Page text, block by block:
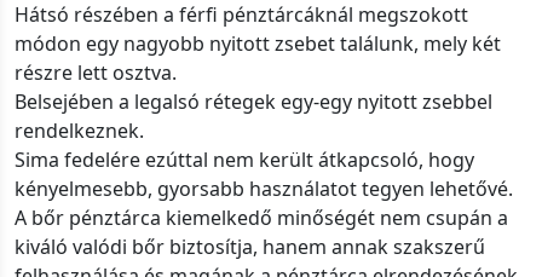
Hátsó részében a férfi pénztárcáknál megszokott
módon egy nagyobb nyitott zsebet találunk, mely két
részre lett osztva.
Belsejében a legalsó rétegek egy-egy nyitott zsebbel
rendelkeznek.
Sima fedelére ezúttal nem került átkapcsoló, hogy
kényelmesebb, gyorsabb használatot tegyen lehetővé.
A bőr pénztárca kiemelkedő minőségét nem csupán a
kiváló valódi bőr biztosítja, hanem annak szakszerű